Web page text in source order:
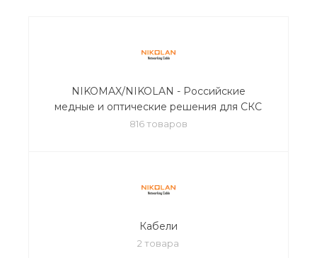
NIKOMAX/NIKOLAN - Российские
медные и оптические решения для СКС
816 товаров
Кабели
2 товара